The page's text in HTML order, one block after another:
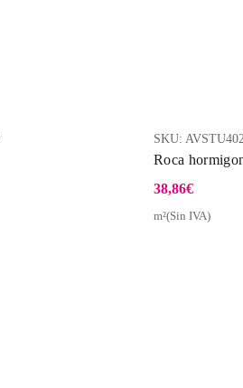
SKU:
Roca
38,86€
m²(Sin IVA)